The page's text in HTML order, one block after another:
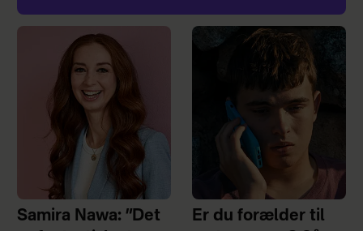
Samira Nawa: ”Det
Er du forælder til